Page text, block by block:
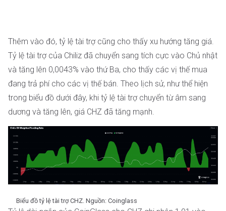
Thêm vào đó, tỷ lệ tài trợ cũng cho thấy xu hướng tăng giá.
Tỷ lệ tài trợ của Chiliz đã chuyển sang tích cực vào Chủ nhật
và tăng lên 0,0043% vào thứ Ba, cho thấy các vị thế mua
đang trả phí cho các vị thế bán. Theo lịch sử, như thể hiện
trong biểu đồ dưới đây, khi tỷ lệ tài trợ chuyển từ âm sang
dương và tăng lên, giá CHZ đã tăng mạnh.
Biểu đồ tỷ lệ tài trợ CHZ. Nguồn: Coinglass